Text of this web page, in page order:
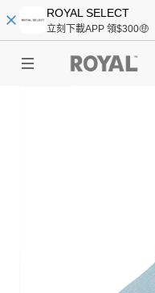
ROYAL SELECT
立刻下載APP 領$300🤑